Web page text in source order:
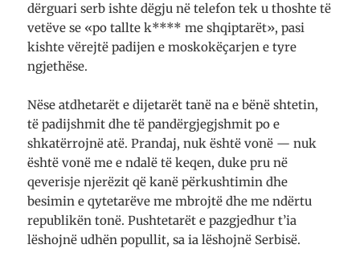
dërguari serb ishte dëgju në telefon tek u thoshte të
vetëve se «po tallte k**** me shqiptarët», pasi
kishte vërejtë padijen e moskokëçarjen e tyre
ngjethëse.
Nëse atdhetarët e dijetarët tanë na e bënë shtetin,
të padijshmit dhe të pandërgjegjshmit po e
shkatërrojnë atë. Prandaj, nuk është vonë — nuk
është vonë me e ndalë të keqen, duke pru në
qeverisje njerëzit që kanë përkushtimin dhe
besimin e qytetarëve me mbrojtë dhe me ndërtu
republikën tonë. Pushtetarët e pazgjedhur t’ia
lëshojnë udhën popullit, sa ia lëshojnë Serbisë.